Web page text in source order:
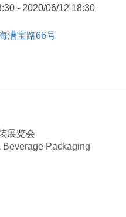
- 2020/06/12 18:30
漕宝路66号
展览会
Packaging